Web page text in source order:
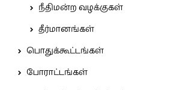
நீதிமன்ற வழக்குகள்
தீர்மானங்கள்
பொதுக்கூட்டங்கள்
போராட்டங்கள்